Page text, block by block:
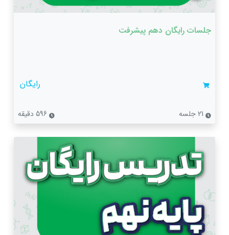
جلسات رایگان دهم پیشرفت
رایگان